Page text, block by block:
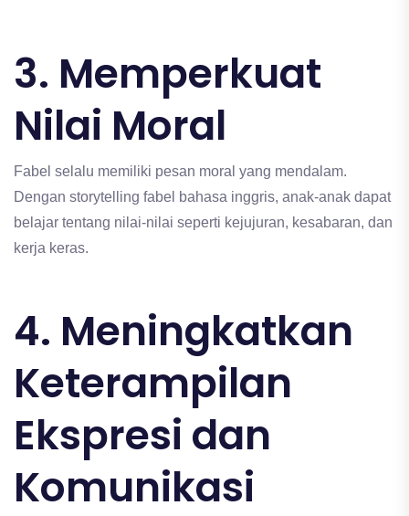
3. Memperkuat
Nilai Moral
Fabel selalu memiliki pesan moral yang mendalam.
Dengan storytelling fabel bahasa inggris, anak-anak dapat
belajar tentang nilai-nilai seperti kejujuran, kesabaran, dan
kerja keras.
4. Meningkatkan
Keterampilan
Ekspresi dan
Komunikasi